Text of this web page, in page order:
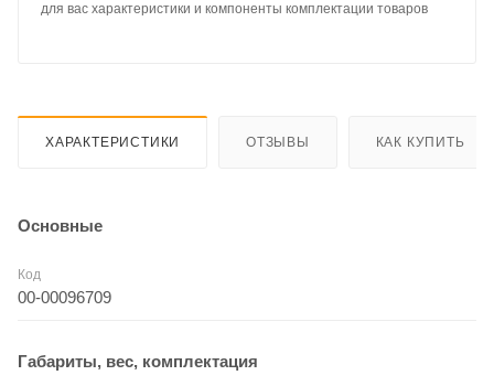
для вас характеристики и компоненты комплектации товаров
ХАРАКТЕРИСТИКИ ОТЗЫВЫ КАК КУПИТЬ
Основные
Код
00-00096709
Габариты, вес, комплектация